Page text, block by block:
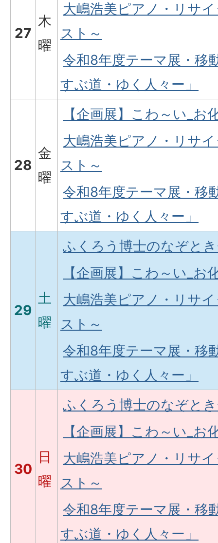
27
木
曜
大嶋浩美ピアノ・リサ
スト～
令和8年度テーマ展・移
すぶ道・ゆく人々ー」
28
金
曜
【企画展】こわ～い_お
大嶋浩美ピアノ・リサ
スト～
令和8年度テーマ展・移
すぶ道・ゆく人々ー」
29
土
曜
ふくろう博士のなぞと
【企画展】こわ～い_お
大嶋浩美ピアノ・リサ
スト～
令和8年度テーマ展・移
すぶ道・ゆく人々ー」
30
日
曜
ふくろう博士のなぞと
【企画展】こわ～い_お
大嶋浩美ピアノ・リサ
スト～
令和8年度テーマ展・移
すぶ道・ゆく人々ー」